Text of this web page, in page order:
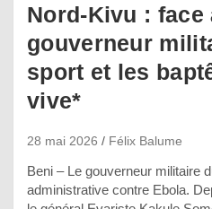
Nord-Kivu : face
gouverneur
sport et les
vive*
28 mai 2026 Félix Balume
Beni – Le gouverneur militaire
administrative contre Ebola.